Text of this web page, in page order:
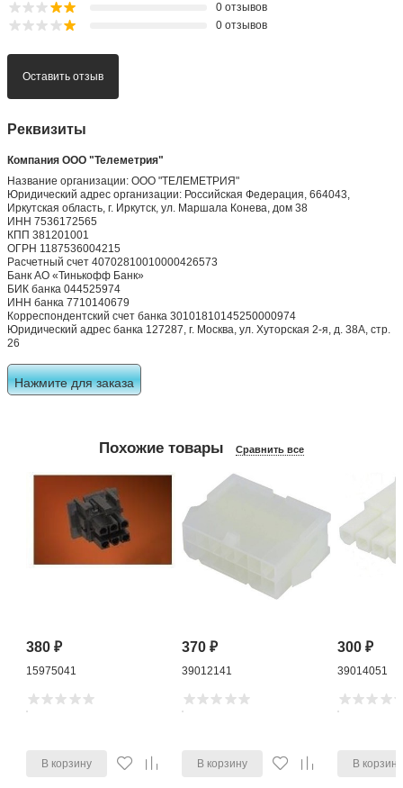
0 отзывов
0 отзывов
Оставить отзыв
Реквизиты
Компания ООО "Телеметрия"
Название организации: ООО "ТЕЛЕМЕТРИЯ"
Юридический адрес организации: Российская Федерация, 664043,
Иркутская область, г. Иркутск, ул. Маршала Конева, дом 38
ИНН 7536172565
КПП 381201001
ОГРН 1187536004215
Расчетный счет 40702810010000426573
Банк АО «Тинькофф Банк»
БИК банка 044525974
ИНН банка 7710140679
Корреспондентский счет банка 30101810145250000974
Юридический адрес банка 127287, г. Москва, ул. Хуторская 2-я, д. 38А, стр.
26
Нажмите для заказа
Похожие товары Сравнить все
380₽
15975041
В корзину
370₽
39012141
В корзину
300₽
39014051
В корзину